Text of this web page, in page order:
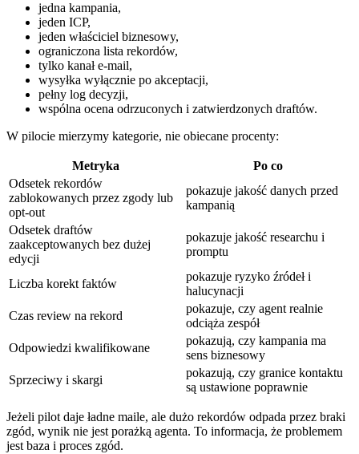
jedna kampania,
jeden ICP,
jeden właściciel biznesowy,
ograniczona lista rekordów,
tylko kanał e-mail,
wysyłka wyłącznie po akceptacji,
pełny log decyzji,
wspólna ocena odrzuconych i zatwierdzonych draftów.
W pilocie mierzymy kategorie, nie obiecane procenty:
Metryka
Po co
Odsetek rekordów
zablokowanych przez zgody lub
opt-out
pokazuje jakość danych przed
kampanią
Odsetek draftów
zaakceptowanych bez dużej
edycji
pokazuje jakość researchu i
promptu
Liczba korekt faktów
pokazuje ryzyko źródeł i
halucynacji
Czas review na rekord
pokazuje, czy agent realnie
odciąża zespół
Odpowiedzi kwalifikowane
pokazują, czy kampania ma
sens biznesowy
Sprzeciwy i skargi
pokazują, czy granice kontaktu
są ustawione poprawnie
Jeżeli pilot daje ładne maile, ale dużo rekordów odpada przez braki
zgód, wynik nie jest porażką agenta. To informacja, że problemem
jest baza i proces zgód.